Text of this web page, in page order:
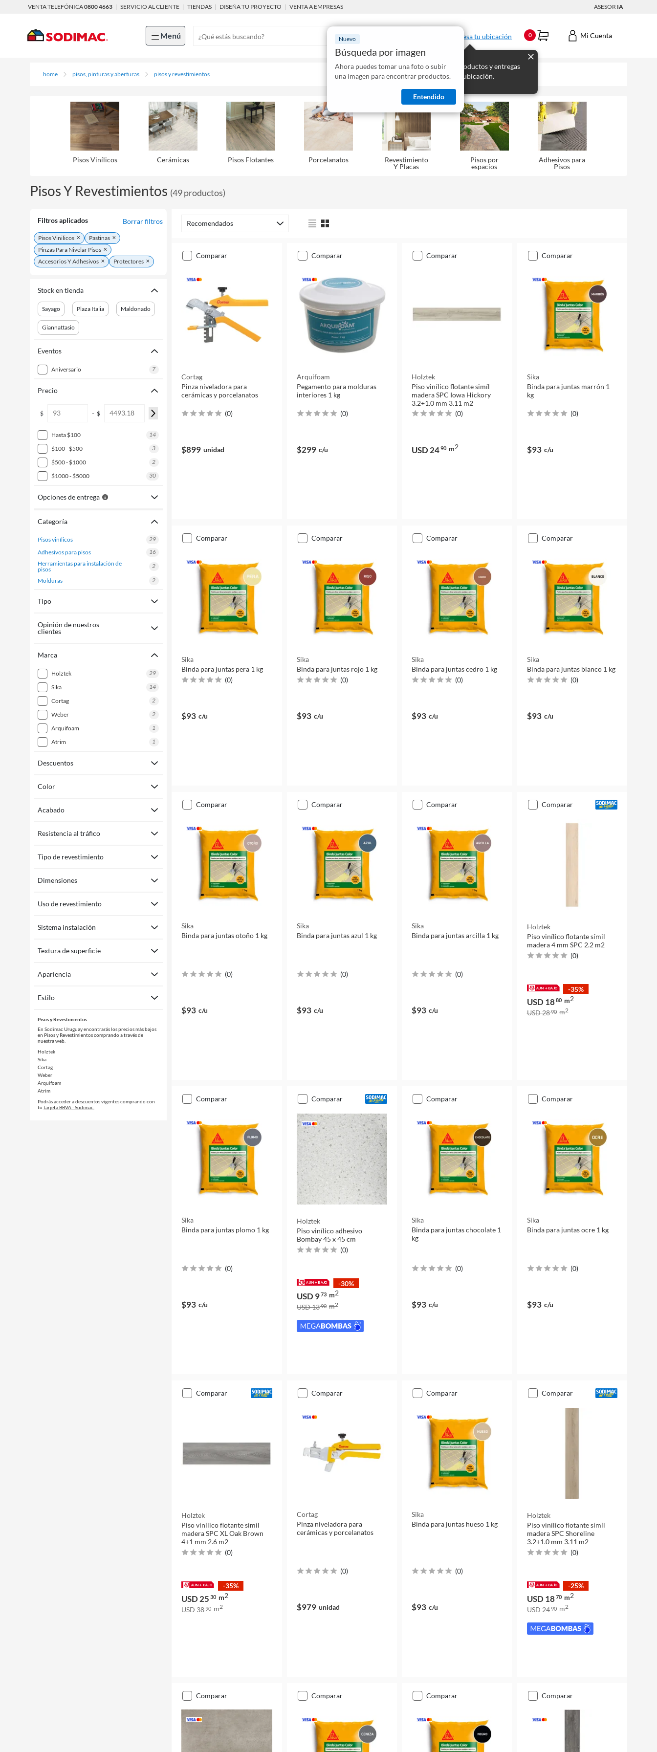
VENTA TELEFÓNICA0800 4663 | SERVICIO AL CLIENTE | TIENDAS | DISEÑA TU PROYECTO | VENTA A EMPRESAS ASESOR IA
Menú Nuevo
Búsqueda por imagen
Ahora puedes tomar una foto o subir
una imagen para encontrar productos.
Entendido
Ingresa tu ubicación
Mostraremos los productos y entregas
disponibles para tu ubicación.
0 Mi Cuenta
home pisos, pinturas y aberturas pisos y revestimientos
Pisos Viní­licos Cerámicas Pisos Flotantes Porcelanatos
Revestimiento
Y Placas
Pisos por
espacios
Adhesivos para
Pisos
Pisos Y Revestimientos (49productos)
Filtros aplicados Borrar filtros
Pisos Vinilicos
Pastinas
Pinzas Para Nivelar Pisos
Accesorios Y Adhesivos
Protectores
Stock en tienda
Sayago Plaza Italia Maldonado
Giannattasio
Eventos
aniversario 7
Precio
$ - $
hasta $100
14
$100 - $500
3
$500 - $1000
2
$1000 - $5000
30
Opciones de entrega
Categoría
pisos vinílicos
29
adhesivos para pisos
16
herramientas para instalación de
pisos
2
molduras
2
Tipo
Opinión de nuestros
clientes
Marca
holztek
29
sika
14
cortag
2
weber
2
arquifoam
1
atrim
1
Descuentos
Color
Acabado
Resistencia al tráfico
Tipo de revestimiento
Dimensiones
Uso de revestimiento
Sistema instalación
Textura de superficie
Apariencia
Estilo
Pisos y Revestimientos
En Sodimac Uruguay encontrarás los precios más bajos
en Pisos y Revestimientos comprando a través de
nuestra web.
Holztek
Sika
Cortag
Weber
Arquifoam
Atrim
Podrás acceder a descuentos vigentes comprando con
tu tarjeta BBVA - Sodimac.
Recomendados
comparar
Cortag
Pinza niveladora para
cerámicas y porcelanatos
(0)
$899 unidad
comparar
Arquifoam
Pegamento para molduras
interiores 1 kg
(0)
$299 c/u
comparar
Holztek
Piso vinílico flotante simíl
madera SPC Iowa Hickory
3.2+1.0 mm 3.11 m2
(0)
USD 2490 m2
comparar
Sika
Binda para juntas marrón 1
kg
(0)
$93 c/u
comparar
Sika
Binda para juntas pera 1 kg
(0)
$93 c/u
comparar
Sika
Binda para juntas rojo 1 kg
(0)
$93 c/u
comparar
Sika
Binda para juntas cedro 1 kg
(0)
$93 c/u
comparar
Sika
Binda para juntas blanco 1 kg
(0)
$93 c/u
comparar
Sika
Binda para juntas otoño 1 kg
(0)
$93 c/u
comparar
Sika
Binda para juntas azul 1 kg
(0)
$93 c/u
comparar
Sika
Binda para juntas arcilla 1 kg
(0)
$93 c/u
comparar
Holztek
Piso vinílico flotante símil
madera 4 mm SPC 2.2 m2
(0)
-35%
USD 1880 m2
USD 2890 m2
comparar
Sika
Binda para juntas plomo 1 kg
(0)
$93 c/u
comparar
Holztek
Piso vinílico adhesivo
Bombay 45 x 45 cm
(0)
-30%
USD 973 m2
USD 1390 m2
comparar
Sika
Binda para juntas chocolate 1
kg
(0)
$93 c/u
comparar
Sika
Binda para juntas ocre 1 kg
(0)
$93 c/u
comparar
Holztek
Piso vinílico flotante simíl
madera SPC XL Oak Brown
4+1 mm 2.6 m2
(0)
-35%
USD 25 30 m2
USD 3890 m2
comparar
Cortag
Pinza niveladora para
cerámicas y porcelanatos
(0)
$979 unidad
comparar
Sika
Binda para juntas hueso 1 kg
(0)
$93 c/u
comparar
Holztek
Piso vinílico flotante simíl
madera SPC Shoreline
3.2+1.0 mm 3.11 m2
(0)
-25%
USD 1870 m2
USD 2490 m2
comparar comparar comparar comparar